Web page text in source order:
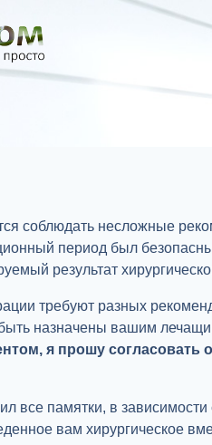
соблюдать несложные
период был
результат
требуют разных
назначены вашим
я прошу
все памятки, в
вам хирургическое